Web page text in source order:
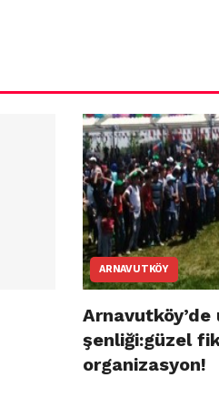
ARNAVUTKÖY
şenliği:güzel
organizasyon!